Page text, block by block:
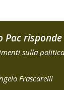
Pac risponde
sulla
Frascarelli